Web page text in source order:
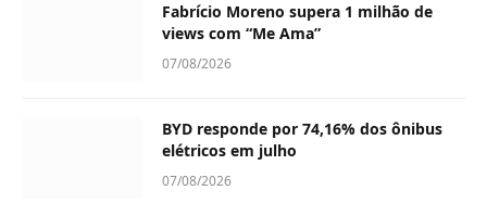
Fabrício Moreno supera 1 milhão de
views com “Me Ama”
07/08/2026
BYD responde por 74,16% dos ônibus
elétricos em julho
07/08/2026